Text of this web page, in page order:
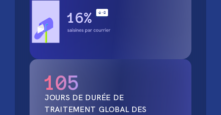
105
JOURS DE DURÉE DE
TRAITEMENT GLOBAL DES